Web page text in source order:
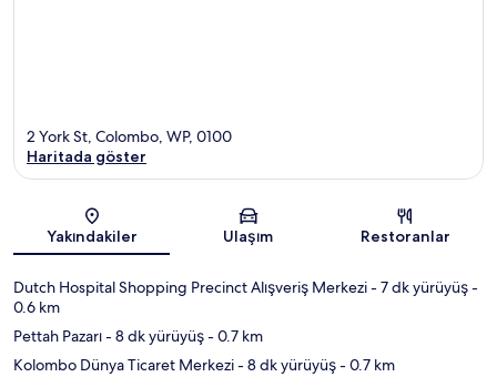
Harita
2 York St, Colombo, WP, 0100
Haritada göster
Yakındakiler Ulaşım Restoranlar
Dutch Hospital Shopping Precinct Alışveriş Merkezi- 7 dk yürüyüş-
0.6 km
Pettah Pazarı- 8 dk yürüyüş- 0.7 km
Kolombo Dünya Ticaret Merkezi- 8 dk yürüyüş- 0.7 km